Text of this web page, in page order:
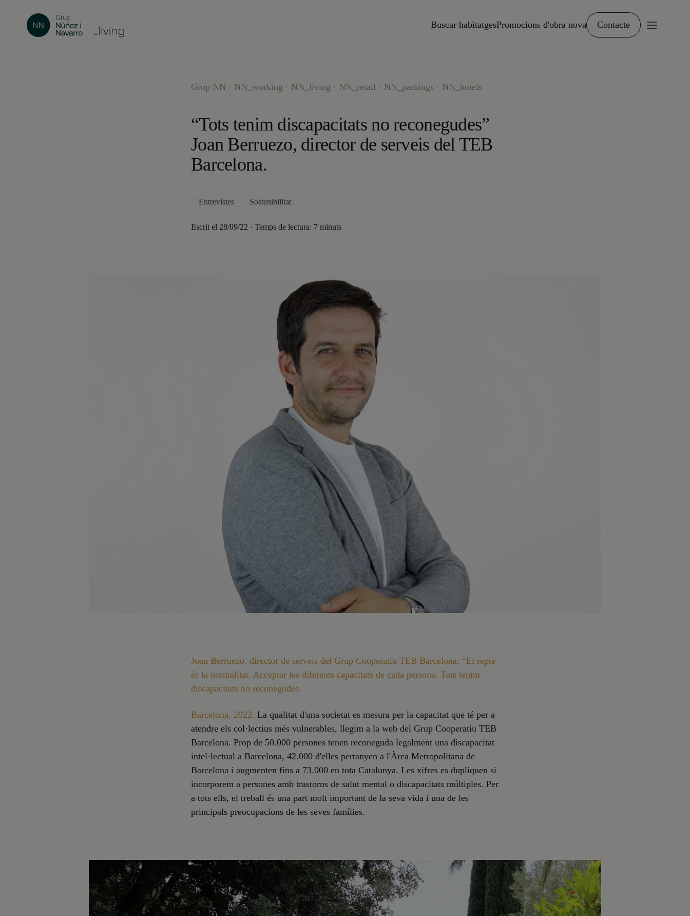
Buscar habitatgesPromocions d'obra nova Contacte
Grup NN · NN_working · NN_living · NN_retail · NN_parkings · NN_hotels
“Tots tenim discapacitats no reconegudes”
Joan Berruezo, director de serveis del TEB
Barcelona.
Entrevistes Sostenibilitat
Escrit el 28/09/22 · Temps de lectura: 7 minuts
Joan Berruezo, director de serveis del Grup Cooperatiu TEB Barcelona: “El repte
és la normalitat. Acceptar les diferents capacitats de cada persona. Tots tenim
discapacitats no reconegudes.
Barcelona, 2022. La qualitat d'una societat es mesura per la capacitat que té per a
atendre els col·lectius més vulnerables, llegim a la web del Grup Cooperatiu TEB
Barcelona. Prop de 50.000 persones tenen reconeguda legalment una discapacitat
intel·lectual a Barcelona, 42.000 d'elles pertanyen a l'Àrea Metropolitana de
Barcelona i augmenten fins a 73.000 en tota Catalunya. Les xifres es dupliquen si
incorporem a persones amb trastorns de salut mental o discapacitats múltiples. Per
a tots ells, el treball és una part molt important de la seva vida i una de les
principals preocupacions de les seves famílies.